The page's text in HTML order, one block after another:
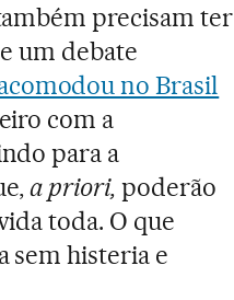
precisam ter
um debate
no Brasil
com a
para a
a priori, poderão
toda. O que
sem histeria e